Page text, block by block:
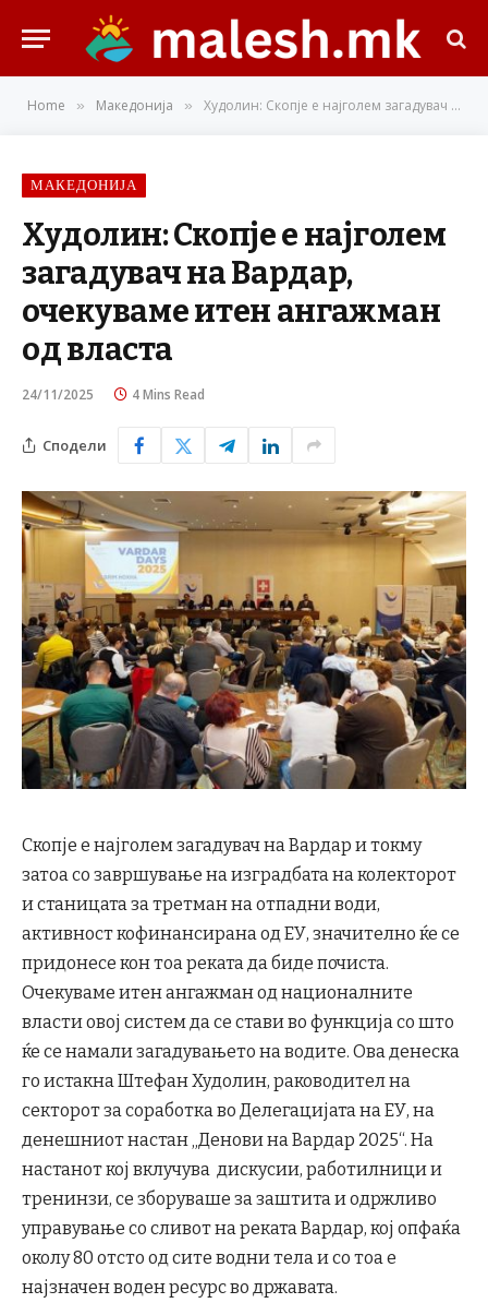
Home » Македонија » Худолин: Скопје е најголем загадувач на Вардар, очекуваме итен ангажман од власта
МАКЕДОНИЈА
Худолин: Скопје е најголем
загадувач на Вардар,
очекуваме итен ангажман
од власта
24/11/2025 4 Mins Read
Сподели
Скопје е најголем загадувач на Вардар и токму
затоа со завршување на изградбата на колекторот
и станицата за третман на отпадни води,
активност кофинансирана од ЕУ, значително ќе се
придонесе кон тоа реката да биде почиста.
Очекуваме итен ангажман од националните
власти овој систем да се стави во функција со што
ќе се намали загадувањето на водите. Ова денеска
го истакна Штефан Худолин, раководител на
секторот за соработка во Делегацијата на ЕУ, на
денешниот настан „Денови на Вардар 2025“. На
настанот кој вклучува дискусии, работилници и
тренинзи, се зборуваше за заштита и одржливо
управување со сливот на реката Вардар, кој опфаќа
околу 80 отсто од сите водни тела и со тоа е
најзначен воден ресурс во државата.